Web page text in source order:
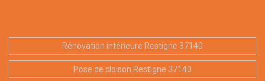
Rénovation intérieure Restigne 37140
Pose de cloison Restigne 37140